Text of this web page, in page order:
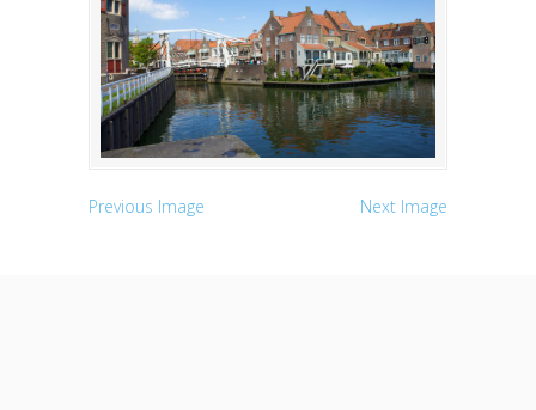
Previous Image Next Image